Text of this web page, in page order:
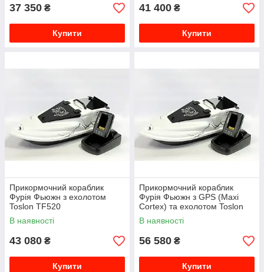
37 350 ₴
Купити
41 400 ₴
Купити
Прикормочний кораблик
Фурія Фьюжн з ехолотом
Toslon TF520
В наявності
43 080 ₴
Купити
Прикормочний кораблик
Фурія Фьюжн з GPS (Maxi
Cortex) та ехолотом Toslon
TF520
В наявності
56 580 ₴
Купити